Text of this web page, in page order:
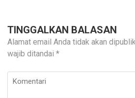
TINGGALKAN BALASAN
Alamat email Anda tidak akan
wajib ditandai *
Komentari